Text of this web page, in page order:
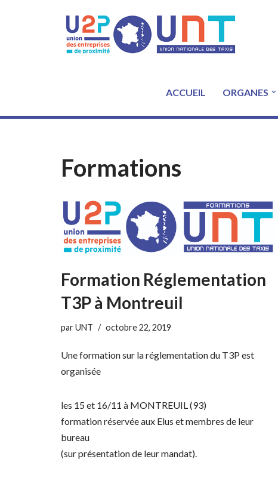
ACCUEIL ORGANES
Formations
Formation Réglementation
T3P à Montreuil
parUNT octobre 22, 2019
Une formation sur la réglementation du T3P est
organisée
les 15 et 16/11 à MONTREUIL (93)
formation réservée aux Elus et membres de leur
bureau
(sur présentation de leur mandat).